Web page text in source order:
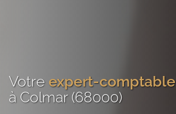
Votre expert-comptable
à Colmar (68000)